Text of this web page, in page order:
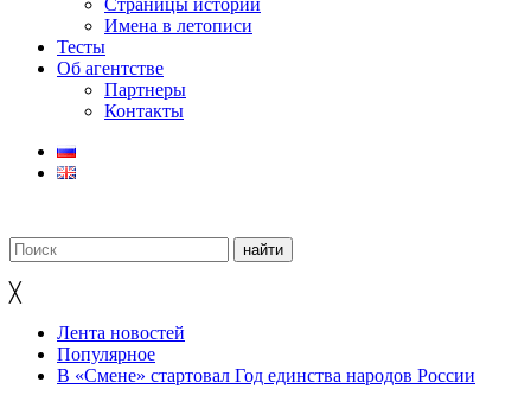
Страницы истории
Имена в летописи
Тесты
Об агентстве
Партнеры
Контакты
╳
Лента новостей
Популярное
В «Смене» стартовал Год единства народов России